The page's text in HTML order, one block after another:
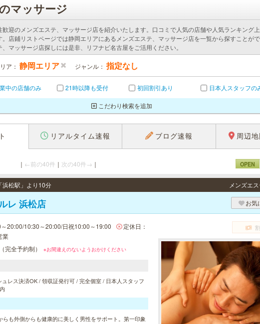
マッサージ
迎のメンズエステ、マッサージ店を紹介いたします。口コミで人気の店舗や人気ランキング
店鋪リストページでは静岡エリアにあるメンズエステ、マッサージ店を一覧から探すことが
マッサージ店探しには是非、リフナビ名古屋をご活用ください。
ア： 静岡エリア ジャンル： 指定なし
中の店舗のみ 21時以降も受付 初回割引あり 日本人スタッフの
こだわり検索を追加
リアルタイム速報 ブログ速報 周辺
｜ ←前の40件 ｜ 次の40件→ ｜ OPEN
浜松駅」より10分 メンズエ
レ 浜松店 お気
20:00/10:30～20:00/日祝10:00～19:00
定休日：
業
（完全予約制） ※お間違えのないようおかけください
レス決済OK / 領収証発行可 / 完全個室 / 日本人スタッフ
らも外側からも健康的に美しく男性をサポート。第一印象